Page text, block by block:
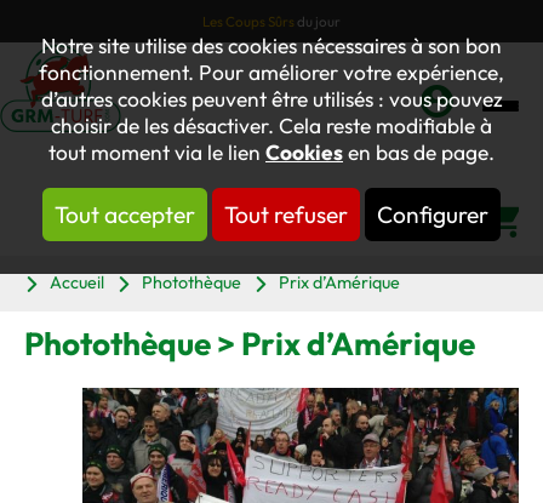
Notre site utilise des cookies nécessaires à son bon
fonctionnement. Pour améliorer votre expérience,
d’autres cookies peuvent être utilisés : vous pouvez
choisir de les désactiver. Cela reste modifiable à
tout moment via le lien Cookiesen bas de page.
Tout accepter Tout refuser Configurer
Les Coups Sûrs du jour
Mon
compte
Accueil
Photothèque Prix d’Amérique
Photothèque > Prix d’Amérique